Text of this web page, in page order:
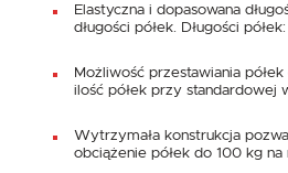
Elastyczna i dopasowana
długości półek. Długości
Możliwość przestawiania
ilość półek przy standardowej
Wytrzymała konstrukcja
obciążenie półek do 100 kg na